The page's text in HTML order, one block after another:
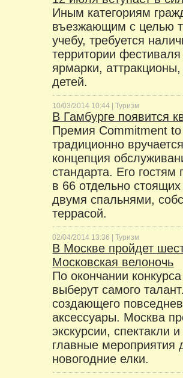
Иным категориям
въезжающим с целью
учебу, требуется
территории
ярмарки,
детей.
10/03/2014 10:44 |Туризм
В Гамбурге появится
Премия Commitment
традиционно
концепция
стандарта. Его
в 66 отдельно
двумя спальнями,
террасой.
02/04/2014 13:36 |Туризм
В Москве пройдет
Московская велоночь
По окончании
выберут самого
создающего
аксессуары. Москва
экскурсии, спектакли
главные мероприятия
новогодние елки.